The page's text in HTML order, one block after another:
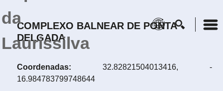
COMPLEXO BALNEAR DE PONTA
DELGADA
Coordenadas: 32.82821504013416, -
16.984783799748644